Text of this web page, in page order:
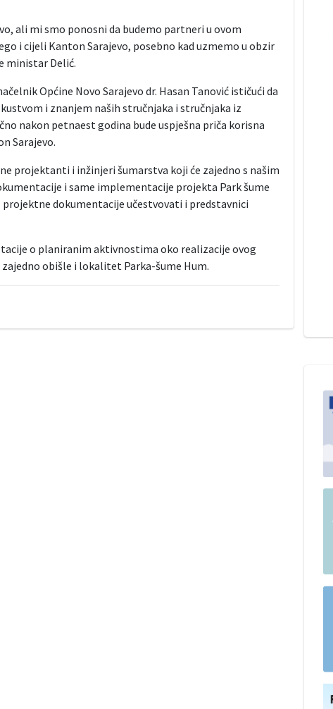
ali mi smo ponosni da budemo partneri u ovom
i cijeli Kanton Sarajevo, posebno kad uzmemo u obzir
ministar Delić.
Općine Novo Sarajevo dr. Hasan Tanović ističući da
i znanjem naših stručnjaka i stručnjaka iz
nakon petnaest godina bude uspješna priča korisna
Sarajevo.
projektanti i inžinjeri šumarstva koji će zajedno s našim
i same implementacije projekta Park šume
dokumentacije učestvovati i predstavnici
o planiranim aktivnostima oko realizacije ovog
obišle i lokalitet Parka-šume Hum.